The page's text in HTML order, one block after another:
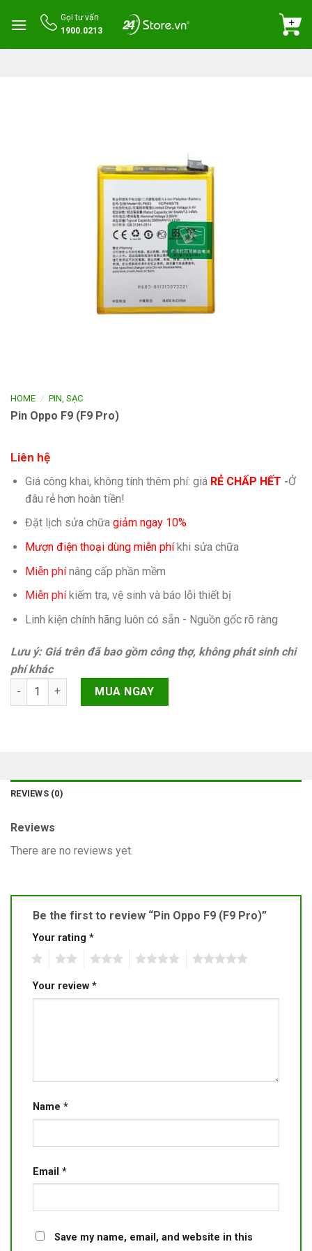
Gọi tư vấn
1900.0213
HOME / PIN, SẠC
Pin Oppo F9 (F9 Pro)
Liên hệ
Giá công khai, không tính thêm phí: giá RẺ CHẤP HẾT -Ở
đâu rẻ hơn hoàn tiền!
Đặt lịch sửa chữa giảm ngay 10%
Mượn điện thoại dùng miễn phíkhi sửa chữa
Miễn phínâng cấp phần mềm
Miễn phíkiếm tra, vệ sinh và báo lỗi thiết bị
Linh kiện chính hãng luôn có sẵn - Nguồn gốc rõ ràng
Lưu ý: Giá trên đã bao gồm công thợ, không phát sinh chi
phí khác
Pin Oppo F9 (F9 Pro) quantity
MUA NGAY
REVIEWS (0)
Reviews
There are no reviews yet.
Be the first to review “Pin Oppo F9 (F9 Pro)”
Your rating *
Your review *
Name *
Email *
Save my name, email, and website in this